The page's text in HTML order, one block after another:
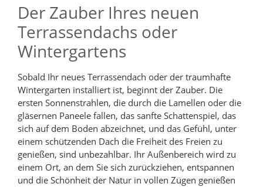
Der Zauber Ihres neuen
Terrassendachs oder
Wintergartens
Sobald Ihr neues Terrassendach oder der traumhafte
Wintergarten installiert ist, beginnt der Zauber. Die
ersten Sonnenstrahlen, die durch die Lamellen oder die
gläsernen Paneele fallen, das sanfte Schattenspiel, das
sich auf dem Boden abzeichnet, und das Gefühl, unter
einem schützenden Dach die Freiheit des Freien zu
genießen, sind unbezahlbar. Ihr Außenbereich wird zu
einem Ort, an dem Sie sich zurückziehen, entspannen
und die Schönheit der Natur in vollen Zügen genießen